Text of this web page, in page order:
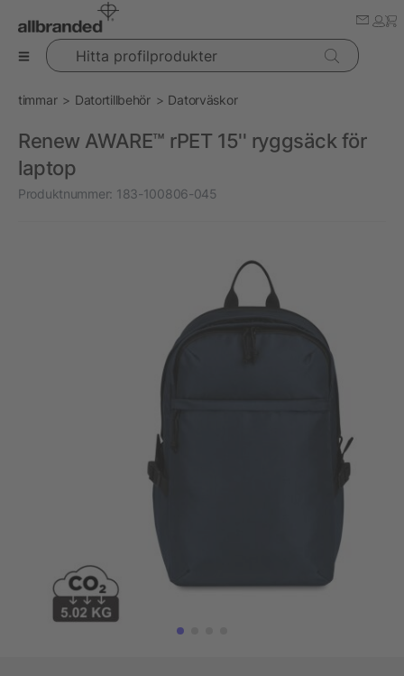
Hitta profilprodukter
timmar Datortillbehör Datorväskor
Renew AWARE™ rPET 15'' ryggsäck för
laptop
Produktnummer: 183-100806-045